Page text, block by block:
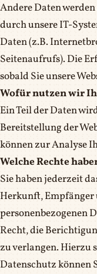
Andere Daten
durch unsere IT-
Daten (z.B.
Seitenaufrufs). Die
sobald Sie unsere
Wofür nutzen wir
Ein Teil der Daten
Bereitstellung der
können zur Analyse
Welche Rechte
Sie haben jederzeit
Herkunft, Empfänger
personenbezogenen
Recht, die
zu verlangen. Hierzu
Datenschutz können